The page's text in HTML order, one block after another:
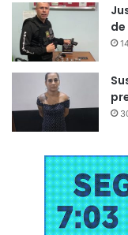
futuro.
chegando
que o
tem força
para
cineasta.
“Amazônia Xamã”